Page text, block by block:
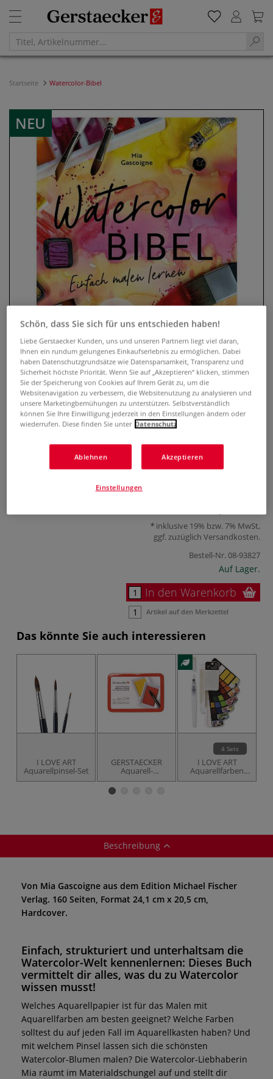
Startseite Watercolor-Bibel
NEU
Watercolor-Bibel
Material, Techniken, Motive und Übungen | Einfach malen
inklusive 19% bzw. 7% MwSt,
ggf. zuzüglich Versandkosten.
Bestell-Nr.08-93827
Auf Lager.
In den Warenkorb
Artikel auf den Merkzettel
Das könnte Sie auch interessieren
I LOVE ART
Aquarellpinsel-Set
GERSTAECKER
Aquarell-
Postkarten-Set
4 Sets
I LOVE ART
Aquarellfarben
Fächer-Set
Beschreibung
Von Mia Gascoigne aus dem Edition Michael Fischer
Verlag. 160 Seiten, Format 24,1 cm x 20,5 cm,
Hardcover.
Einfach, strukturiert und unterhaltsam die
Watercolor-Welt kennenlernen: Dieses Buch
vermittelt dir alles, was du zu Watercolor
wissen musst!
Welches Aquarellpapier ist für das Malen mit
Aquarellfarben am besten geeignet? Welche Farben
solltest du auf jeden Fall im Aquarellkasten haben? Und
mit welchem Pinsel lassen sich die schönsten
Watercolor-Blumen malen? Die Watercolor-Liebhaberin
Mia räumt im Materialdschungel auf und stellt dir
Schön, dass Sie sich für uns entschieden haben!
Liebe Gerstaecker Kunden, uns und unseren Partnern liegt viel daran,
Ihnen ein rundum gelungenes Einkaufserlebnis zu ermöglichen. Dabei
haben Datenschutzgrundsätze wie Datensparsamkeit, Transparenz und
Sicherheit höchste Priorität. Wenn Sie auf „Akzeptieren“ klicken, stimmen
Sie der Speicherung von Cookies auf Ihrem Gerät zu, um die
Websitenavigation zu verbessern, die Websitenutzung zu analysieren und
unsere Marketingbemühungen zu unterstützen. Selbstverständlich
können Sie Ihre Einwilligung jederzeit in den Einstellungen ändern oder
wiederrufen. Diese finden Sie unter Datenschutz
Ablehnen Akzeptieren
Einstellungen